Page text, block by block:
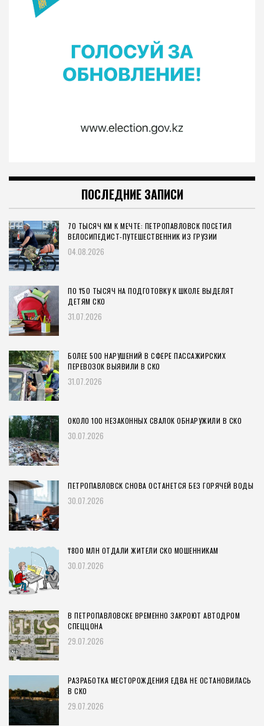
ПОСЛЕДНИЕ ЗАПИСИ
70 ТЫСЯЧ КМ К МЕЧТЕ: ПЕТРОПАВЛОВСК ПОСЕТИЛ
ВЕЛОСИПЕДИСТ-ПУТЕШЕСТВЕННИК ИЗ ГРУЗИИ
04.08.2026
ПО ₸50 ТЫСЯЧ НА ПОДГОТОВКУ К ШКОЛЕ ВЫДЕЛЯТ
ДЕТЯМ СКО
31.07.2026
БОЛЕЕ 500 НАРУШЕНИЙ В СФЕРЕ ПАССАЖИРСКИХ
ПЕРЕВОЗОК ВЫЯВИЛИ В СКО
31.07.2026
ОКОЛО 100 НЕЗАКОННЫХ СВАЛОК ОБНАРУЖИЛИ В СКО
30.07.2026
ПЕТРОПАВЛОВСК СНОВА ОСТАНЕТСЯ БЕЗ ГОРЯЧЕЙ ВОДЫ
30.07.2026
₸800 МЛН ОТДАЛИ ЖИТЕЛИ СКО МОШЕННИКАМ
30.07.2026
В ПЕТРОПАВЛОВСКЕ ВРЕМЕННО ЗАКРОЮТ АВТОДРОМ
СПЕЦЦОНА
29.07.2026
РАЗРАБОТКА МЕСТОРОЖДЕНИЯ ЕДВА НЕ ОСТАНОВИЛАСЬ
В СКО
29.07.2026